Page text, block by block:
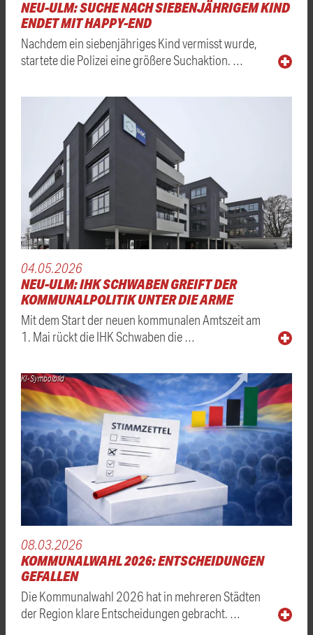
NEU-ULM: SUCHE NACH SIEBENJÄHRIGEM KIND
ENDET MIT HAPPY-END
Nachdem ein siebenjähriges Kind vermisst wurde,
startete die Polizei eine größere Suchaktion. …
04.05.2026
NEU-ULM: IHK SCHWABEN GREIFT DER
KOMMUNALPOLITIK UNTER DIE ARME
Mit dem Start der neuen kommunalen Amtszeit am
1. Mai rückt die IHK Schwaben die …
KI-Symbolbild
08.03.2026
KOMMUNALWAHL 2026: ENTSCHEIDUNGEN
GEFALLEN
Die Kommunalwahl 2026 hat in mehreren Städten
der Region klare Entscheidungen gebracht. …